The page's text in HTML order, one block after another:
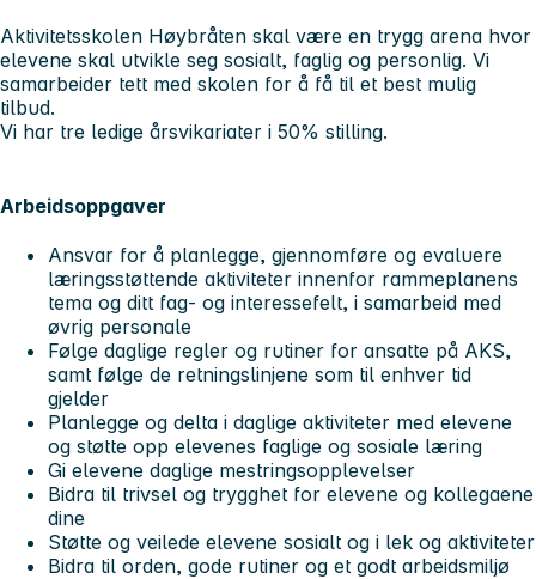
Aktivitetsskolen Høybråten skal være en trygg arena hvor
elevene skal utvikle seg sosialt, faglig og personlig. Vi
samarbeider tett med skolen for å få til et best mulig
tilbud.
Vi har tre ledige årsvikariater i 50% stilling.
Arbeidsoppgaver
Ansvar for å planlegge, gjennomføre og evaluere
læringsstøttende aktiviteter innenfor rammeplanens
tema og ditt fag- og interessefelt, i samarbeid med
øvrig personale
Følge daglige regler og rutiner for ansatte på AKS,
samt følge de retningslinjene som til enhver tid
gjelder
Planlegge og delta i daglige aktiviteter med elevene
og støtte opp elevenes faglige og sosiale læring
Gi elevene daglige mestringsopplevelser
Bidra til trivsel og trygghet for elevene og kollegaene
dine
Støtte og veilede elevene sosialt og i lek og aktiviteter
Bidra til orden, gode rutiner og et godt arbeidsmiljø